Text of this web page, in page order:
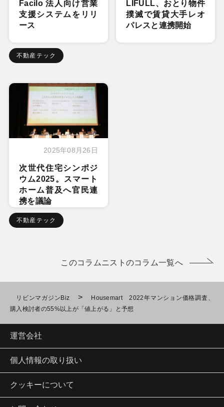
Facilo 法人向け営業
支援システムをリリ
ース
不動産テック
LIFULL、おとり物件
撲滅で賃貸大手レオ
パレスと連携開始
2025年08月26日
次世代住宅シンポジ
ウム2025。スマート
ホーム普及へ官民連
携を議論
不動産テック
このコラムニストのコラム一覧へ
リビンマガジンBiz >
Housemart 2022年マンション価格調査、
購入検討者の55%以上が「値上がる」と予想
運営会社
個人情報の取り扱い
クッキーについて